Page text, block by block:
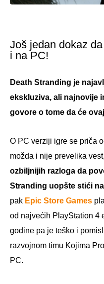
Još jedan dokaz
i na PC!
Death Stranding je
ekskluziva, ali najnovije
govore o tome da će
O PC verziji igre se priča
možda i nije prevelika
ozbiljnijih razloga da
Stranding uopšte stići
pak Epic Store Games
od najvećih PlayStation 4
godine pa je teško i
razvojnom timu Kojima
PC.